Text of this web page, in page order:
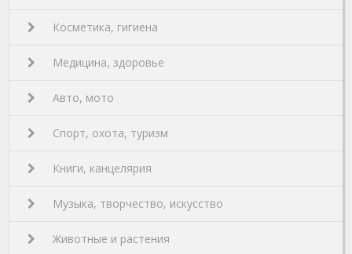
Косметика, гигиена
Медицина, здоровье
Авто, мото
Спорт, охота, туризм
Книги, канцелярия
Музыка, творчество, искусство
Животные и растения